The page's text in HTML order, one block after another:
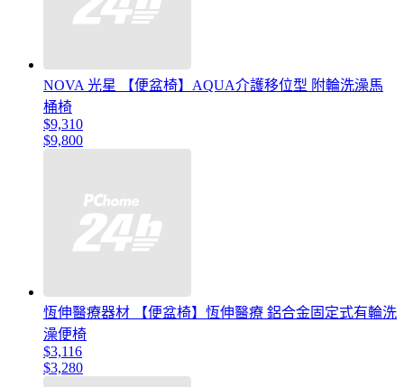
NOVA 光星 【便盆椅】AQUA介護移位型 附輪洗澡馬
桶椅
$9,310
$9,800
恆伸醫療器材 【便盆椅】恆伸醫療 鋁合金固定式有輪洗
澡便椅
$3,116
$3,280